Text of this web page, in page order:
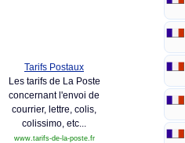
Tarifs Postaux
Les tarifs de La Poste
concernant l'envoi de
courrier, lettre, colis,
colissimo, etc...
www.tarifs-de-la-poste.fr